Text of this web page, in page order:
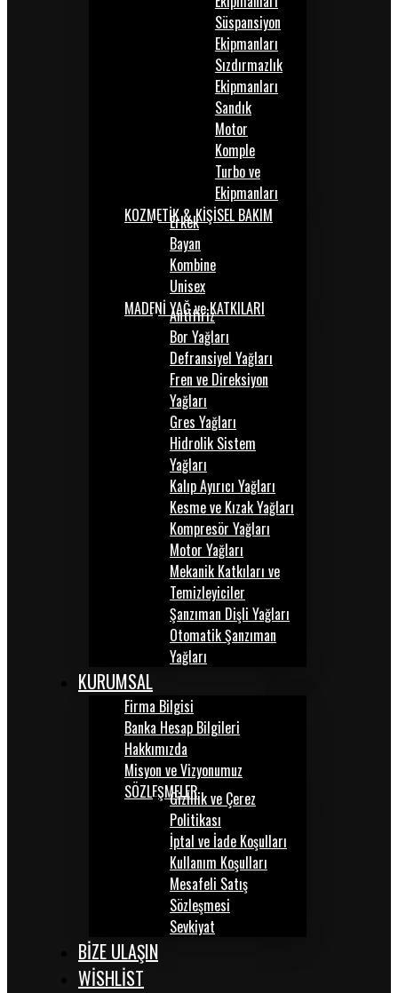
Süspansiyon
Ekipmanları
Sızdırmazlık
Ekipmanları
Sandık
Motor
Komple
Turbo ve
Ekipmanları
KOZMETİK & KİŞİSEL BAKIM
Erkek
Bayan
Kombine
Unisex
MADENİ YAĞ ve KATKILARI
Antifiriz
Bor Yağları
Defransiyel Yağları
Fren ve Direksiyon
Yağları
Gres Yağları
Hidrolik Sistem
Yağları
Kalıp Ayırıcı Yağları
Kesme ve Kızak Yağları
Kompresör Yağları
Motor Yağları
Mekanik Katkıları ve
Temizleyiciler
Şanzıman Dişli Yağları
Otomatik Şanzıman
Yağları
KURUMSAL
Firma Bilgisi
Banka Hesap Bilgileri
Hakkımızda
Misyon ve Vizyonumuz
SÖZLEŞMELERGizlilik ve Çerez
Politikası
İptal ve İade Koşulları
Kullanım Koşulları
Mesafeli Satış
Sözleşmesi
Sevkiyat
BİZE ULAŞIN
WISHLIST